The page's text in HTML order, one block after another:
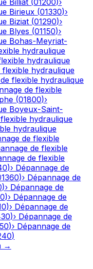
Billiat (01200)›
Birieux (01330)›
Biziat (01290)›
Blyes (01150)›
Bohas-Meyriat-
hydraulique
hydraulique
flexible hydraulique
flexible hydraulique
de flexible
(01800)›
Boyeux-Saint-
hydraulique
hydraulique
de flexible
de flexible
de flexible
)› Dépannage de
)› Dépannage de
)› Dépannage de
)› Dépannage de
)› Dépannage de
)› Dépannage de
)› Dépannage de
)
→